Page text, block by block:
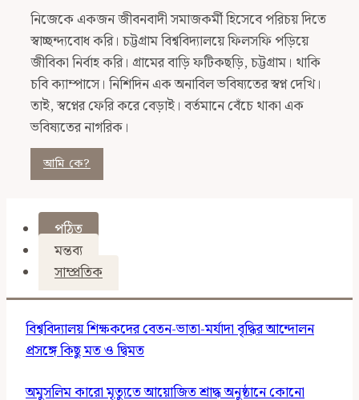
নিজেকে একজন জীবনবাদী সমাজকর্মী হিসেবে পরিচয় দিতে
স্বাচ্ছন্দ্যবোধ করি। চট্টগ্রাম বিশ্ববিদ্যালয়ে ফিলসফি পড়িয়ে
জীবিকা নির্বাহ করি। গ্রামের বাড়ি ফটিকছড়ি, চট্টগ্রাম। থাকি
চবি ক্যাম্পাসে। নিশিদিন এক অনাবিল ভবিষ্যতের স্বপ্ন দেখি।
তাই, স্বপ্নের ফেরি করে বেড়াই। বর্তমানে বেঁচে থাকা এক
ভবিষ্যতের নাগরিক।
আমি কে?
পঠিত
মন্তব্য
সাম্প্রতিক
বিশ্ববিদ্যালয় শিক্ষকদের বেতন-ভাতা-মর্যাদা বৃদ্ধির আন্দোলন
প্রসঙ্গে কিছু মত ও দ্বিমত
অমুসলিম কারো মৃত্যুতে আয়োজিত শ্রাদ্ধ অনুষ্ঠানে কোনো